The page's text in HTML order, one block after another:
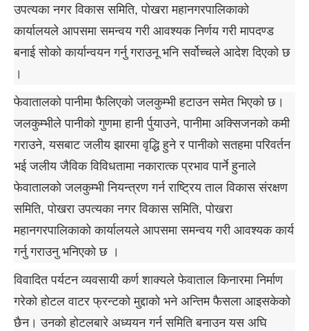
उपत्यका नगर विकास समिति, पोखरा महानगरपालिकाको
कार्यालयले आपसमा समन्वय गरी आवश्यक निर्णय गरी मापदण्ड
बनाई सोको कार्यान्वयन गर्नु गराउनू भनि सर्वोच्चले आदेश दिएको छ
।
फेवातालको पानीमा फैलिएको जलकुम्भी हटाउन समेत भिएको छ।
जलकुम्भीले पानीको गुणमा हानी र्पुयाउने, पानीमा अक्सिजनको कमी
गराउने, यसबाट जलीय झारमा वृद्धि हुने र पानीको सतहमा परिवर्तन
भई जलीय जैविक विविधतामा नकारात्क प्रभाव पार्ने हुनाले
फेवातालको जलकुम्भी नियन्त्रण गर्न राष्ट्रिय ताल विकास संरक्षण
समिति, पोखरा उपत्यका नगर विकास समिति, पोखरा
महानगरपालिकाको कार्यालयले आपसमा समन्वय गरी आवश्यक कार्य
गर्नु गराउनु भनिएको छ ।
विवादित पर्यटन व्यवसायी कर्ण शाक्यले फेवाताल किनारमा निर्माण
गरेको होटल वाटर फ्रन्टको मुद्दाको भने अन्तिम फैसला आइसकेको
छैन। उनको होटलबारे अध्ययन गर्न समिति बनाउन यस अघि